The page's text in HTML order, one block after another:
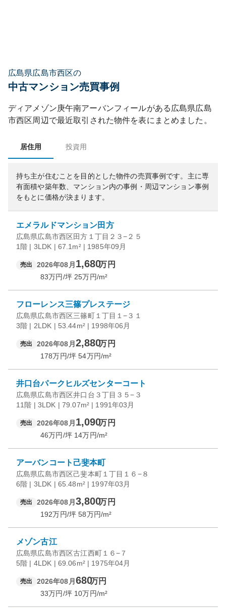
広島県広島市西区の
中古マンション売買事例
ディアメゾン庚午南アーバンフィールがある 広島県広島
市西区周辺で最近取引された物件を表にまとめました。
居住用 投資用
持ち主が住むことを目的とした物件の売買事例です。 主に専
有面積や築年数、マンション内の事例・周辺マンション事例
をもとに価格が決まります。
エメラルドマンション田方
広島県広島市西区田方１丁目２３−２５
1階 | 3LDK | 67.1m² | 1985年09月
売出 2026年08月 1,680万円
83万円/坪 25万円/m²
フローレンス三篠プレステージ
広島県広島市西区三篠町１丁目１−３１
3階 | 2LDK | 53.44m² | 1998年06月
売出 2026年08月 2,880万円
178万円/坪 54万円/m²
井口台パークヒルズセンターコート
広島県広島市西区井口台３丁目３５−３
11階 | 3LDK | 79.07m² | 1991年03月
売出 2026年08月 1,090万円
46万円/坪 14万円/m²
アーバンコート己斐本町
広島県広島市西区己斐本町１丁目１６−８
6階 | 3LDK | 65.48m² | 1997年03月
売出 2026年08月 3,800万円
192万円/坪 58万円/m²
メゾン古江
広島県広島市西区古江西町１６−７
5階 | 4LDK | 69.06m² | 1975年04月
売出 2026年08月 680万円
33万円/坪 10万円/m²